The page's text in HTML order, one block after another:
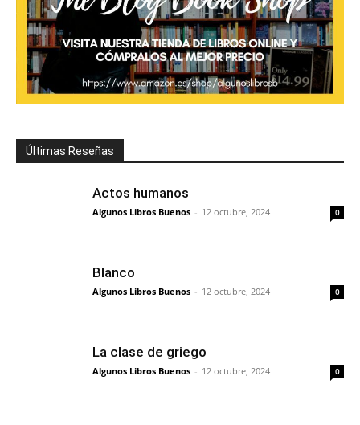
Últimas Reseñas
Actos humanos
Algunos Libros Buenos - 12 octubre, 2024 0
Blanco
Algunos Libros Buenos - 12 octubre, 2024 0
La clase de griego
Algunos Libros Buenos - 12 octubre, 2024 0